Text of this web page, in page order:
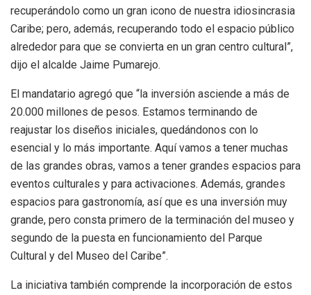
recuperándolo como un gran icono de nuestra idiosincrasia
Caribe; pero, además, recuperando todo el espacio público
alrededor para que se convierta en un gran centro cultural”,
dijo el alcalde Jaime Pumarejo.
El mandatario agregó que “la inversión asciende a más de
20.000 millones de pesos. Estamos terminando de
reajustar los diseños iniciales, quedándonos con lo
esencial y lo más importante. Aquí vamos a tener muchas
de las grandes obras, vamos a tener grandes espacios para
eventos culturales y para activaciones. Además, grandes
espacios para gastronomía, así que es una inversión muy
grande, pero consta primero de la terminación del museo y
segundo de la puesta en funcionamiento del Parque
Cultural y del Museo del Caribe”.
La iniciativa también comprende la incorporación de estos